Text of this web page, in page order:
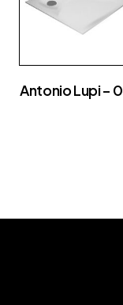
Antonio Lupi –